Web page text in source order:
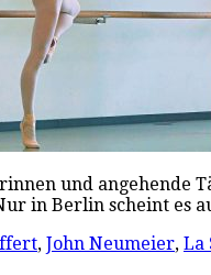
und angehende
in Berlin scheint es
, John Neumeier, La